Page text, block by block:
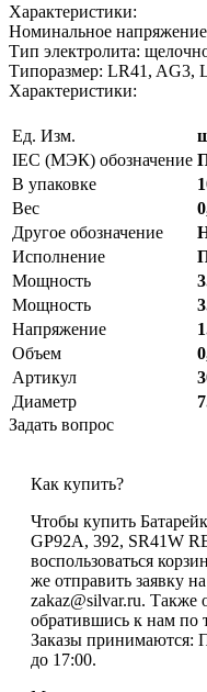
Характеристики:
Номинальное
Тип электролита:
Типоразмер: LR41, AG3,
Характеристики:
Ед. Изм.
IEC (МЭК) обозначение
В упаковке
Вес
Другое обозначение
Исполнение
Мощность
Мощность
Напряжение
Объем
Артикул
Диаметр
Задать вопрос
Как купить?
Чтобы купить
GP92A, 392, SR41W
воспользоваться
же отправить заявку
zakaz@silvar.ru. Также
обратившись к нам по
Заказы принимаются:
до 17:00.